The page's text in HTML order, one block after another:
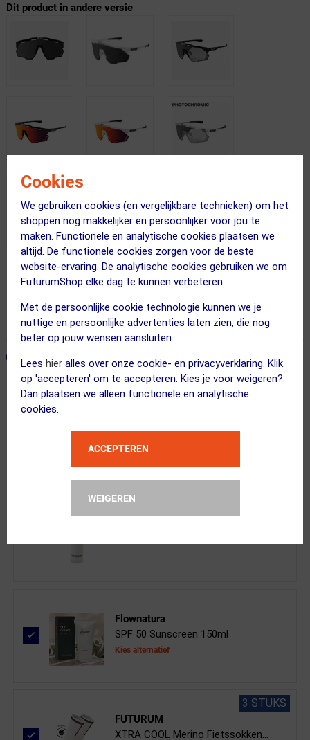
Cookies
We gebruiken cookies (en vergelijkbare technieken) om het
shoppen nog makkelijker en persoonlijker voor jou te
maken. Functionele en analytische cookies plaatsen we
altijd. De functionele cookies zorgen voor de beste
website-ervaring. De analytische cookies gebruiken we om
FuturumShop elke dag te kunnen verbeteren.
Met de persoonlijke cookie technologie kunnen we je
nuttige en persoonlijke advertenties laten zien, die nog
beter op jouw wensen aansluiten.
Lees hier alles over onze cookie- en privacyverklaring. Klik
op 'accepteren' om te accepteren. Kies je voor weigeren?
Dan plaatsen we alleen functionele en analytische
cookies.
ACCEPTEREN
WEIGEREN
Dit product in andere versie
Gratis bezorging & retourneren
365 dagen retourrecht
← Terug naar productnavigatie
ONZE AANBEVOLEN COMBINATIE
Aeroshade Kunken Zonnebril Transpar...
ppeeqq
Flownatura
SPF 50 Sunscreen 150ml
Kies alternatief
3 STUKS
FUTURUM
XTRA COOL Merino Fietssokken...